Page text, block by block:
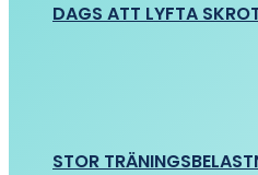
DAGS ATT LYFTA
STOR